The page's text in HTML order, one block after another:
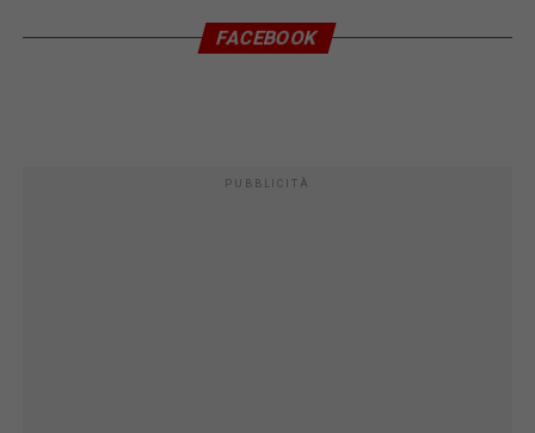
FACEBOOK
PUBBLICITÀ